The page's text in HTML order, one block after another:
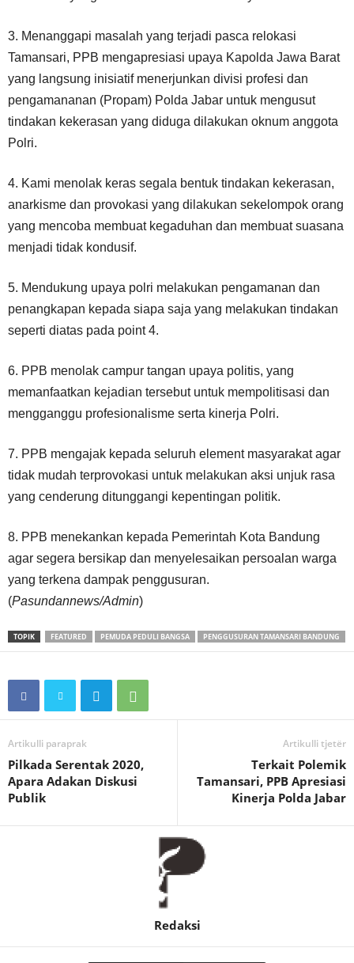
3. Menanggapi masalah yang terjadi pasca relokasi
Tamansari, PPB mengapresiasi upaya Kapolda Jawa Barat
yang langsung inisiatif menerjunkan divisi profesi dan
pengamananan (Propam) Polda Jabar untuk mengusut
tindakan kekerasan yang diduga dilakukan oknum anggota
Polri.
4. Kami menolak keras segala bentuk tindakan kekerasan,
anarkisme dan provokasi yang dilakukan sekelompok orang
yang mencoba membuat kegaduhan dan membuat suasana
menjadi tidak kondusif.
5. Mendukung upaya polri melakukan pengamanan dan
penangkapan kepada siapa saja yang melakukan tindakan
seperti diatas pada point 4.
6. PPB menolak campur tangan upaya politis, yang
memanfaatkan kejadian tersebut untuk mempolitisasi dan
mengganggu profesionalisme serta kinerja Polri.
7. PPB mengajak kepada seluruh element masyarakat agar
tidak mudah terprovokasi untuk melakukan aksi unjuk rasa
yang cenderung ditunggangi kepentingan politik.
8. PPB menekankan kepada Pemerintah Kota Bandung
agar segera bersikap dan menyelesaikan persoalan warga
yang terkena dampak penggusuran.
(Pasundannews/Admin)
TOPIK FEATURED PEMUDA PEDULI BANGSA PENGGUSURAN TAMANSARI BANDUNG
Artikulli paraprak
Pilkada Serentak 2020,
Apara Adakan Diskusi
Publik
Artikulli tjetër
Terkait Polemik
Tamansari, PPB Apresiasi
Kinerja Polda Jabar
Redaksi